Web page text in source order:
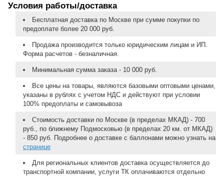
Условия работы/доставка
Бесплатная доставка по Москве при сумме покупки по
предоплате более 20 000 руб.
Продажа производится только юридическим лицам и ИП.
Форма расчетов - безналичная.
Минимальная сумма заказа - 10 000 руб.
Все цены на товары, являются базовыми оптовыми ценами,
указаны в рублях с учетом НДС и действуют при условии
100% предоплаты и самовывоза
Стоимость доставки по Москве (в пределах МКАД) - 700
руб., по ближнему Подмосковью (в пределах 20 км. от МКАД)
- 850 руб. Подробнее о доставке с баллонами можно узнать на
странице
Для региональных клиентов доставка осуществляется до
транспортной компании, услуги ТК оплачиваются отдельно